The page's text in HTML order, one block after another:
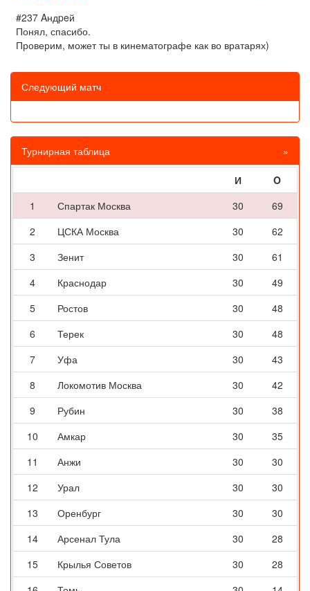
#237 Aндpeй
Понял, спасибо.
Проверим, может ты в кинематографе как во вратарях)
Следующий матч
Турнирная таблица »
И
O
1
Спартак Москва 30
69
2
ЦСКА Москва 30
62
3
Зенит 30
61
4
Краснодар 30
49
5
Ростов 30
48
6
Терек 30
48
7
Уфа 30
43
8
Локомотив Москва 30
42
9
Рубин 30
38
10
Амкар 30
35
11
Анжи 30
30
12
Урал 30
30
13
Оренбург 30
30
14
Арсенал Тула 30
28
15
Крылья Советов 30
28